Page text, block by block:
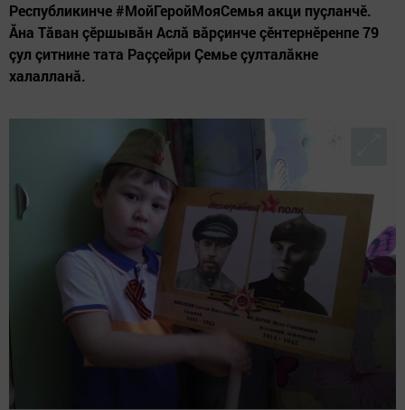
Республикинче #МойГеройМояСемья акци пуçланчӗ.
Ăна Тăван çӗршывăн Аслă вăрçинче çӗнтернӗренпе 79
çул çитнине тата Раççейри Çемье çулталăкне
халалланă.